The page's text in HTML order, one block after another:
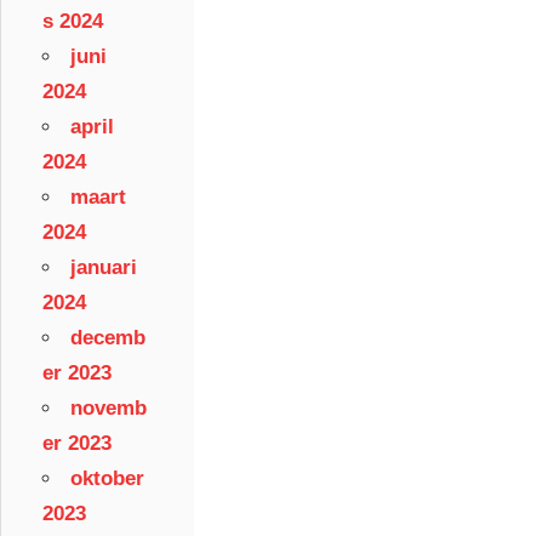
s 2024
juni
2024
april
2024
maart
2024
januari
2024
decemb
er 2023
novemb
er 2023
oktober
2023